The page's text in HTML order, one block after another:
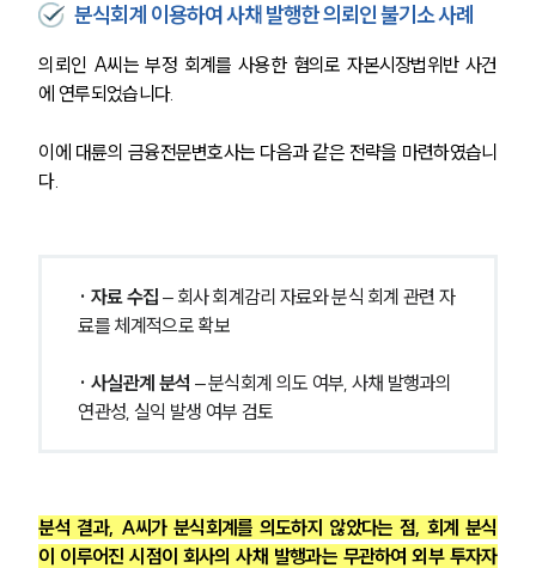
그룹소개
대륜의 강점
오시는 길
통합검색
주요 업무사례
사례분석/최신동향
법률지식인
고객후기
금융·자본시장그룹 업무
전체
분식회계 이용하여 사채 발행한 의뢰인 불기소 사례
의뢰인 A씨는 부정 회계를 사용한 혐의로 자본시장법위반 사건
에 연루되었습니다.
이에 대륜의 금융전문변호사는 다음과 같은 전략을 마련하였습니
다.
· 자료 수집 – 회사 회계감리 자료와 분식 회계 관련 자
료를 체계적으로 확보
· 사실관계 분석 – 분식회계 의도 여부, 사채 발행과의
연관성, 실익 발생 여부 검토
분석 결과, A씨가 분식회계를 의도하지 않았다는 점, 회계 분식
이 이루어진 시점이 회사의 사채 발행과는 무관하여 외부 투자자